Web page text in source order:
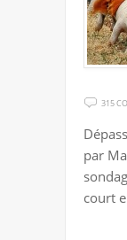
315
par
court